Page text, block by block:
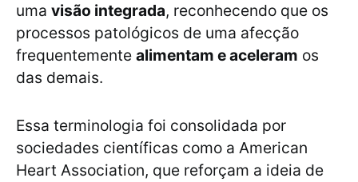
uma visão integrada, reconhecendo que os
processos patológicos de uma afecção
frequentemente alimentam e aceleram os
das demais.
Essa terminologia foi consolidada por
sociedades científicas como a American
Heart Association, que reforçam a ideia de